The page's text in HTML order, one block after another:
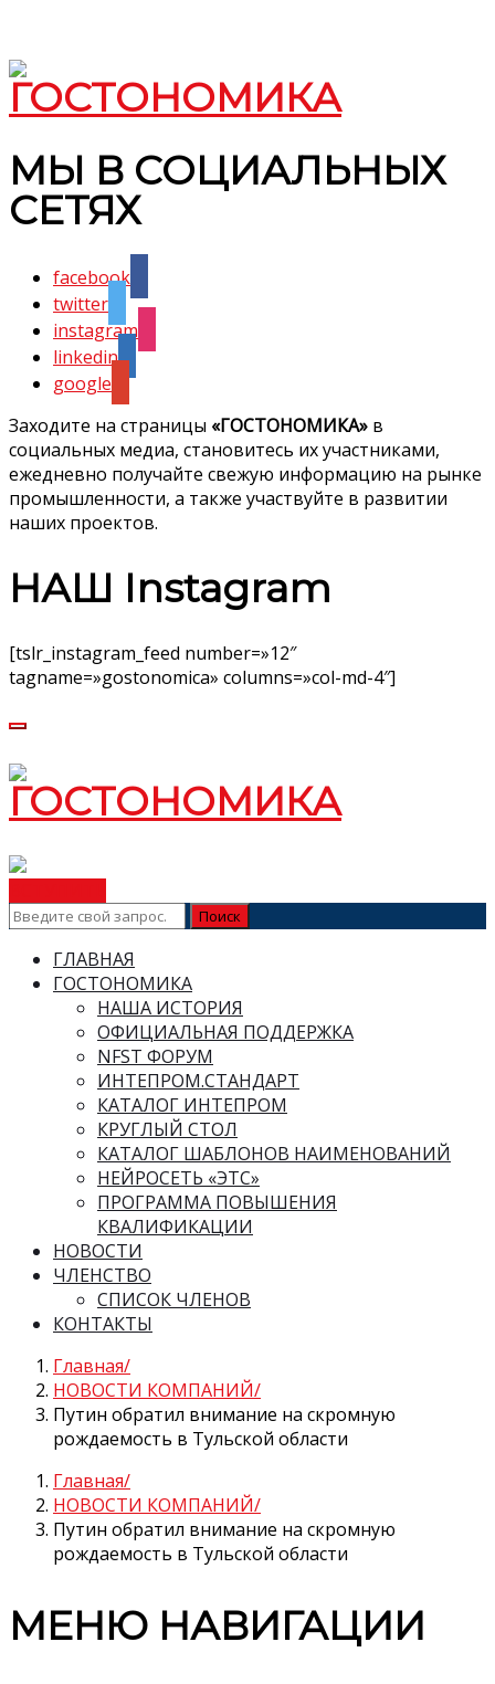
МЫ В СОЦИАЛЬНЫХ
СЕТЯХ
facebook
twitter
instagram
linkedin
google
Заходите на страницы «ГОСТОНОМИКА» в
социальных медиа, становитесь их участниками,
ежедневно получайте свежую информацию на рынке
промышленности, а также участвуйте в развитии
наших проектов.
НАШ Instagram
[tslr_instagram_feed number=»12″
tagname=»gostonomica» columns=»col-md-4″]
ГЛАВНАЯ
ГОСТОНОМИКА
НАША ИСТОРИЯ
ОФИЦИАЛЬНАЯ ПОДДЕРЖКА
NFST ФОРУМ
ИНТЕПРОМ.СТАНДАРТ
КАТАЛОГ ИНТЕПРОМ
КРУГЛЫЙ СТОЛ
КАТАЛОГ ШАБЛОНОВ НАИМЕНОВАНИЙ
НЕЙРОСЕТЬ «ЭТС»
ПРОГРАММА ПОВЫШЕНИЯ
КВАЛИФИКАЦИИ
НОВОСТИ
ЧЛЕНСТВО
СПИСОК ЧЛЕНОВ
КОНТАКТЫ
Главная
НОВОСТИ КОМПАНИЙ
Путин обратил внимание на скромную
рождаемость в Тульской области
Главная
НОВОСТИ КОМПАНИЙ
Путин обратил внимание на скромную
рождаемость в Тульской области
МЕНЮ НАВИГАЦИИ